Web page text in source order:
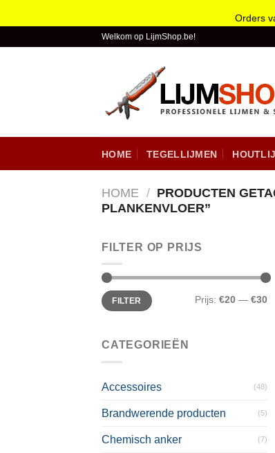
Orders
Welkom op LijmShop.be!
HOME TEGELLIJMEN
HOME / PRODUCTEN
PLANKENVLOER”
FILTER OP PRIJS
FILTER Prijs: €20 — €30
CATEGORIEËN
Accessoires (48)
Brandwerende producten (5)
Chemisch anker (7)